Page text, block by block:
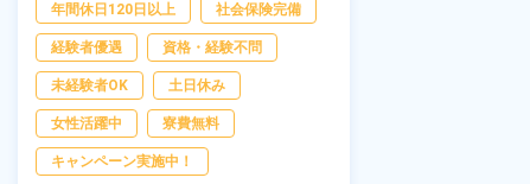
年間休日120日以上 社会保険完備
経験者優遇 資格・経験不問
未経験者OK 土日休み
女性活躍中 寮費無料
キャンペーン実施中！